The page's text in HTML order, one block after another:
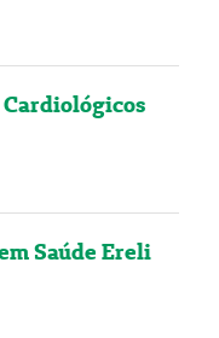
Saúde Ereli